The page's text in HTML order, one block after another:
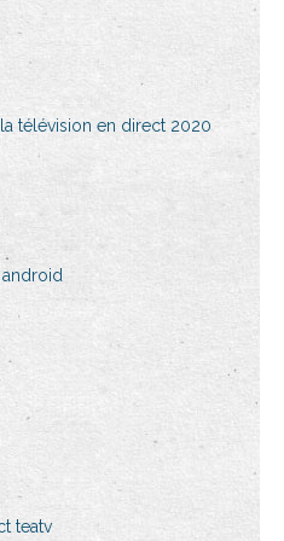
télévision en direct 2020
teatv